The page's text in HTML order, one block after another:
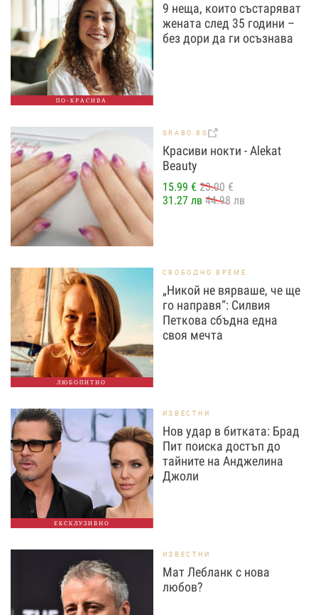
ПО-КРАСИВА
9 неща, които състаряват
жената след 35 години –
без дори да ги осъзнава
GRABO.BG
Красиви нокти - Alekat
Beauty
15.99 € 23.00 €
31.27 лв 44.98 лв
ЛЮБОПИТНО
СВОБОДНО ВРЕМЕ
„Никой не вярваше, че ще
го направя“: Силвия
Петкова сбъдна една
своя мечта
ЕКСКЛУЗИВНО
ИЗВЕСТНИ
Нов удар в битката: Брад
Пит поиска достъп до
тайните на Анджелина
Джоли
ИЗВЕСТНИ
Мат Лебланк с нова
любов?